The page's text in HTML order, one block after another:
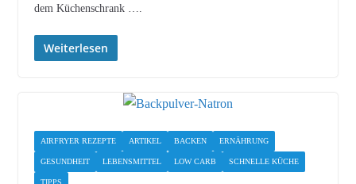
dem Küchenschrank ….
Weiterlesen
AIRFRYER REZEPTE ARTIKEL BACKEN ERNÄHRUNG
GESUNDHEIT LEBENSMITTEL LOW CARB SCHNELLE KÜCHE
TIPPS